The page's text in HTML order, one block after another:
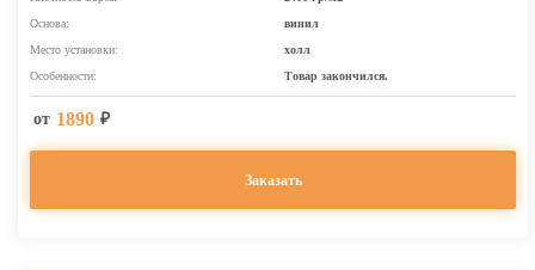
Основа:
винил
Место установки:
холл
Особенности:
Товар закончился.
от 1890 ₽
Заказать